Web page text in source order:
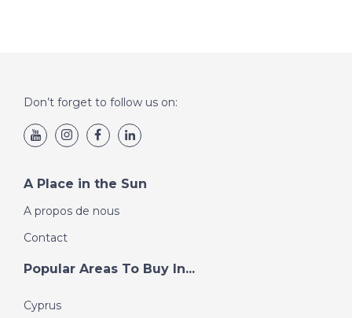
en vigueur (voir les frais d'achat auprès d'une entreprise
individuelle) le prix indiqué est pour l'immobilier, les
meubles faisant partie du bien doivent être évalués
séparément.
Don’t forget to follow us on:
A Place in the Sun
A propos de nous
Contact
Popular Areas To Buy In...
Cyprus